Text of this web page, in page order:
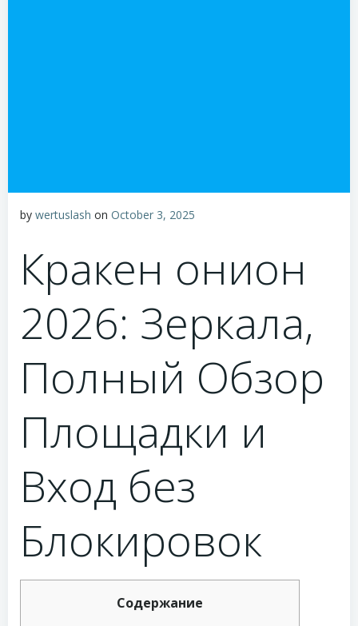
by wertuslash on October 3, 2025
Кракен онион
2026: Зеркала,
Полный Обзор
Площадки и
Вход без
Блокировок
Содержание